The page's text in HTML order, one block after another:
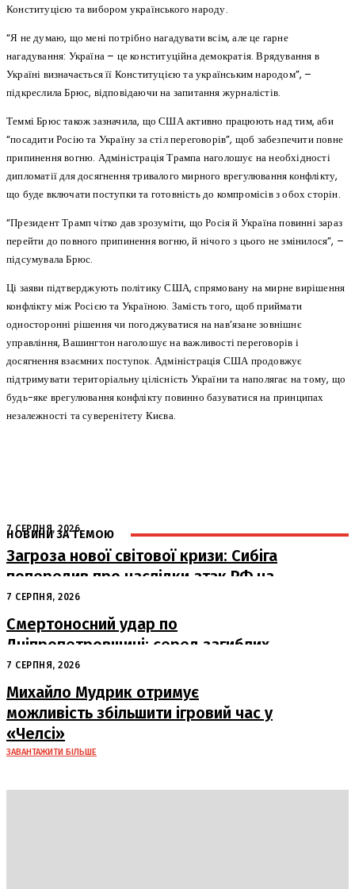
Конституцією та вибором українського народу.
“Я не думаю, що мені потрібно нагадувати всім, але це гарне
нагадування: Україна – це конституційна демократія. Врядування в
Україні визначається її Конституцією та українським народом”, –
підкреслила Брюс, відповідаючи на запитання журналістів.
Теммі Брюс також зазначила, що США активно працюють над тим, аби
“посадити Росію та Україну за стіл переговорів”, щоб забезпечити повне
припинення вогню. Адміністрація Трампа наголошує на необхідності
дипломатії для досягнення тривалого мирного врегулювання конфлікту,
що буде включати поступки та готовність до компромісів з обох сторін.
“Президент Трамп чітко дав зрозуміти, що Росія й Україна повинні зараз
перейти до повного припинення вогню, й нічого з цього не змінилося”, –
підсумувала Брюс.
Ці заяви підтверджують політику США, спрямовану на мирне вирішення
конфлікту між Росією та Україною. Замість того, щоб приймати
односторонні рішення чи погоджуватися на нав’язане зовнішнє
управління, Вашингтон наголошує на важливості переговорів і
досягнення взаємних поступок. Адміністрація США продовжує
підтримувати територіальну цілісність України та наполягає на тому, що
будь-яке врегулювання конфлікту повинно базуватися на принципах
незалежності та суверенітету Києва.
НОВИНИ ЗА ТЕМОЮ
7 СЕРПНЯ, 2026
Загроза нової світової кризи: Сибіга
попередив про наслідки атак РФ на
судна
7 СЕРПНЯ, 2026
Смертоносний удар по
Дніпропетровщині: серед загиблих
– працівники «Укрпошти»
7 СЕРПНЯ, 2026
Михайло Мудрик отримує
можливість збільшити ігровий час у
«Челсі»
ЗАВАНТАЖИТИ БІЛЬШЕ